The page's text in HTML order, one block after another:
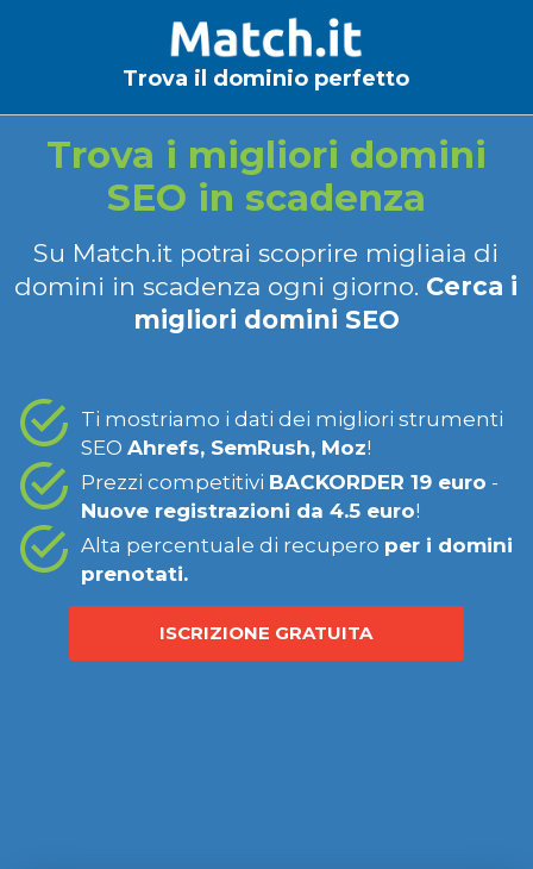
Trova il dominio perfetto
Trova i migliori domini
SEO in scadenza
Su Match.it potrai scoprire migliaia di
domini in scadenza ogni giorno. Cerca i
migliori domini SEO
Ti mostriamo i dati dei migliori strumenti
SEO Ahrefs, SemRush, Moz!
Prezzi competitivi BACKORDER 19 euro -
Nuove registrazioni da 4.5 euro!
Alta percentuale di recupero per i domini
prenotati.
ISCRIZIONE GRATUITA